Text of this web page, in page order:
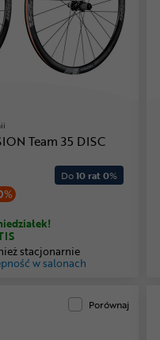
Team 35 DISC
Do10 rat 0%
stacjonarnie
w salonach
Porównaj